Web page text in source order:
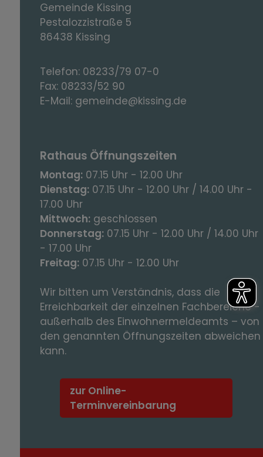
Gemeinde Kissing
Pestalozzistraße 5
86438 Kissing
Telefon: 08233/79 07-0
Fax: 08233/52 90
E-Mail: gemeinde@kissing.de
Rathaus Öffnungszeiten
Montag: 07.15 Uhr - 12.00 Uhr
Dienstag: 07.15 Uhr - 12.00 Uhr / 14.00 Uhr -
17.00 Uhr
Mittwoch: geschlossen
Donnerstag: 07.15 Uhr - 12.00 Uhr / 14.00 Uhr
- 17.00 Uhr
Freitag: 07.15 Uhr - 12.00 Uhr
Wir bitten um Verständnis, dass die
Erreichbarkeit der einzelnen Fachbereiche -
außerhalb des Einwohnermeldeamts – von
den genannten Öffnungszeiten abweichen
kann.
zur Online-
Terminvereinbarung